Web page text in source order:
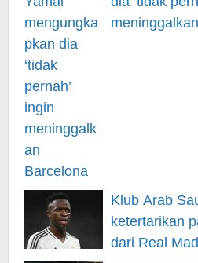
Klub Arab
ketertarikan
dari Real